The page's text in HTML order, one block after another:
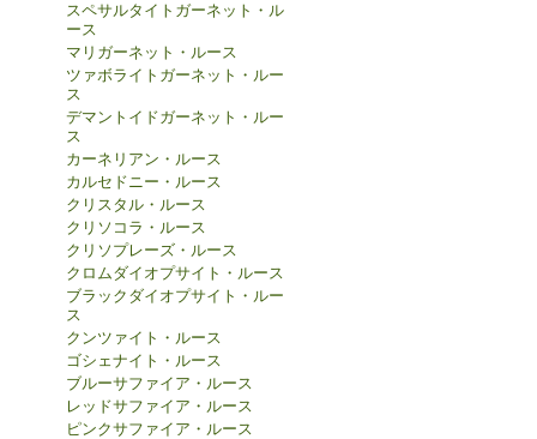
スペサルタイトガーネット・ル
ース
マリガーネット・ルース
ツァボライトガーネット・ルー
ス
デマントイドガーネット・ルー
ス
カーネリアン・ルース
カルセドニー・ルース
クリスタル・ルース
クリソコラ・ルース
クリソプレーズ・ルース
クロムダイオプサイト・ルース
ブラックダイオプサイト・ルー
ス
クンツァイト・ルース
ゴシェナイト・ルース
ブルーサファイア・ルース
レッドサファイア・ルース
ピンクサファイア・ルース